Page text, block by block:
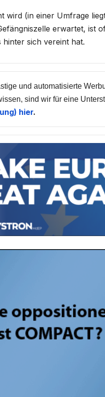
(in einer Umfrage
erwartet, ist
hinter sich vereint hat.
und automatisierte
sind wir für eine
hier.